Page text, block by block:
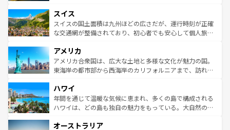
れる地方に足を運ぶとそれぞれで全く異なる文化を体験で
きるだろう。 なお、新着のフランス情報はコンテンツ一覧
を参照してほしい。
は、お酒好きな人にはぜひ体験してほしい。 なお、新着の
ドイツ情報はコンテンツ一覧を参照してほしい。
リアごとに異なる魅力がある。また、優雅なアフタヌーン
ティー、ビール好きにはたまらない英国パブ、サッカー観
戦など、本場だからこそできる体験も豊富。イギリスを旅
ンツ一覧を参照してほしい。
スイス
スイスの国土面積は九州ほどの広さだが、運行時刻が正確
な交通網が整備されており、初心者でも安心して個人旅行
の建物がそのまま残る町や、スイスならではのユニークな
博物館もあり、アルプス観光だけでなく町歩きも満喫する
ことができる。国民の所得が高いため物価も高いが、旅行
ば市内交通費無料で観光を楽しむこともできる。 なお、新
着のスイス情報はコンテンツ一覧 を参照してほしい。
アメリカ
アメリカ合衆国は、広大な土地と多様な文化が魅力の国。
東海岸の都市部から西海岸のカリフォルニアまで、訪れる
のような巨大都市は、観光、ショッピング、エンターテイ
ンメントが詰まった刺激的なスポットだ。一方、アメリカ
西部には大自然が広がり、グランドキャニオンやイエロー
部のニューオーリンズでは、音楽と美食が融合した独特の
ハワイ
年間を通じて温暖な気候に恵まれ、多くの島で構成される
ハワイは、どの島も独自の魅力をもっている。大自然の神
ワイ島は見逃せない。また、定番の観光地といえばオアフ
オーストラリア